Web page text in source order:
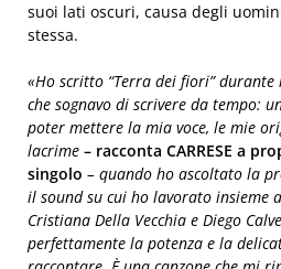
suoi lati oscuri, causa degli
stessa.
«Ho scritto “Terra dei fiori” durante
che sognavo di scrivere da tempo:
poter mettere la mia voce, le mie
lacrime – racconta CARRESE a
singolo – quando ho ascoltato la
il sound su cui ho lavorato insieme
Cristiana Della Vecchia e Diego
perfettamente la potenza e la